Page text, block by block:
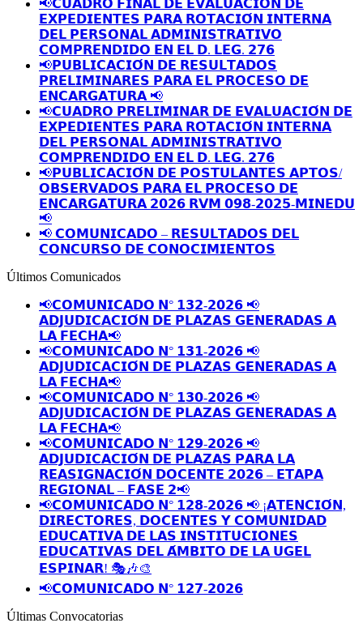
📢𝗖𝗨𝗔𝗗𝗥𝗢 𝗙𝗜𝗡𝗔𝗟 𝗗𝗘 𝗘𝗩𝗔𝗟𝗨𝗔𝗖𝗜𝗢́𝗡 𝗗𝗘
𝗘𝗫𝗣𝗘𝗗𝗜𝗘𝗡𝗧𝗘𝗦 𝗣𝗔𝗥𝗔 𝗥𝗢𝗧𝗔𝗖𝗜𝗢́𝗡 𝗜𝗡𝗧𝗘𝗥𝗡𝗔
𝗗𝗘𝗟 𝗣𝗘𝗥𝗦𝗢𝗡𝗔𝗟 𝗔𝗗𝗠𝗜𝗡𝗜𝗦𝗧𝗥𝗔𝗧𝗜𝗩𝗢
𝗖𝗢𝗠𝗣𝗥𝗘𝗡𝗗𝗜𝗗𝗢 𝗘𝗡 𝗘𝗟 𝗗. 𝗟𝗘𝗚. 𝟮𝟳𝟲
📢𝗣𝗨𝗕𝗟𝗜𝗖𝗔𝗖𝗜𝗢́𝗡 𝗗𝗘 𝗥𝗘𝗦𝗨𝗟𝗧𝗔𝗗𝗢𝗦
𝗣𝗥𝗘𝗟𝗜𝗠𝗜𝗡𝗔𝗥𝗘𝗦 𝗣𝗔𝗥𝗔 𝗘𝗟 𝗣𝗥𝗢𝗖𝗘𝗦𝗢 𝗗𝗘
𝗘𝗡𝗖𝗔𝗥𝗚𝗔𝗧𝗨𝗥𝗔 📢
📢𝗖𝗨𝗔𝗗𝗥𝗢 𝗣𝗥𝗘𝗟𝗜𝗠𝗜𝗡𝗔𝗥 𝗗𝗘 𝗘𝗩𝗔𝗟𝗨𝗔𝗖𝗜𝗢́𝗡 𝗗𝗘
𝗘𝗫𝗣𝗘𝗗𝗜𝗘𝗡𝗧𝗘𝗦 𝗣𝗔𝗥𝗔 𝗥𝗢𝗧𝗔𝗖𝗜𝗢́𝗡 𝗜𝗡𝗧𝗘𝗥𝗡𝗔
𝗗𝗘𝗟 𝗣𝗘𝗥𝗦𝗢𝗡𝗔𝗟 𝗔𝗗𝗠𝗜𝗡𝗜𝗦𝗧𝗥𝗔𝗧𝗜𝗩𝗢
𝗖𝗢𝗠𝗣𝗥𝗘𝗡𝗗𝗜𝗗𝗢 𝗘𝗡 𝗘𝗟 𝗗. 𝗟𝗘𝗚. 𝟮𝟳𝟲
📢𝗣𝗨𝗕𝗟𝗜𝗖𝗔𝗖𝗜𝗢́𝗡 𝗗𝗘 𝗣𝗢𝗦𝗧𝗨𝗟𝗔𝗡𝗧𝗘𝗦 𝗔𝗣𝗧𝗢𝗦/
𝗢𝗕𝗦𝗘𝗥𝗩𝗔𝗗𝗢𝗦 𝗣𝗔𝗥𝗔 𝗘𝗟 𝗣𝗥𝗢𝗖𝗘𝗦𝗢 𝗗𝗘
𝗘𝗡𝗖𝗔𝗥𝗚𝗔𝗧𝗨𝗥𝗔 𝟮𝟬𝟮𝟲 𝗥𝗩𝗠 𝟬𝟵𝟴-𝟮𝟬𝟮𝟱-𝗠𝗜𝗡𝗘𝗗𝗨
📢
📢 𝗖𝗢𝗠𝗨𝗡𝗜𝗖𝗔𝗗𝗢 – 𝗥𝗘𝗦𝗨𝗟𝗧𝗔𝗗𝗢𝗦 𝗗𝗘𝗟
𝗖𝗢𝗡𝗖𝗨𝗥𝗦𝗢 𝗗𝗘 𝗖𝗢𝗡𝗢𝗖𝗜𝗠𝗜𝗘𝗡𝗧𝗢𝗦
Últimos Comunicados
📢𝗖𝗢𝗠𝗨𝗡𝗜𝗖𝗔𝗗𝗢 𝗡° 𝟭𝟯𝟮-𝟮𝟬𝟮𝟲 📢
𝗔𝗗𝗝𝗨𝗗𝗜𝗖𝗔𝗖𝗜𝗢́𝗡 𝗗𝗘 𝗣𝗟𝗔𝗭𝗔𝗦 𝗚𝗘𝗡𝗘𝗥𝗔𝗗𝗔𝗦 𝗔
𝗟𝗔 𝗙𝗘𝗖𝗛𝗔📢
📢𝗖𝗢𝗠𝗨𝗡𝗜𝗖𝗔𝗗𝗢 𝗡° 𝟭𝟯𝟭-𝟮𝟬𝟮𝟲 📢
𝗔𝗗𝗝𝗨𝗗𝗜𝗖𝗔𝗖𝗜𝗢́𝗡 𝗗𝗘 𝗣𝗟𝗔𝗭𝗔𝗦 𝗚𝗘𝗡𝗘𝗥𝗔𝗗𝗔𝗦 𝗔
𝗟𝗔 𝗙𝗘𝗖𝗛𝗔📢
📢𝗖𝗢𝗠𝗨𝗡𝗜𝗖𝗔𝗗𝗢 𝗡° 𝟭𝟯𝟬-𝟮𝟬𝟮𝟲 📢
𝗔𝗗𝗝𝗨𝗗𝗜𝗖𝗔𝗖𝗜𝗢́𝗡 𝗗𝗘 𝗣𝗟𝗔𝗭𝗔𝗦 𝗚𝗘𝗡𝗘𝗥𝗔𝗗𝗔𝗦 𝗔
𝗟𝗔 𝗙𝗘𝗖𝗛𝗔📢
📢𝗖𝗢𝗠𝗨𝗡𝗜𝗖𝗔𝗗𝗢 𝗡° 𝟭𝟮𝟵-𝟮𝟬𝟮𝟲 📢
𝗔𝗗𝗝𝗨𝗗𝗜𝗖𝗔𝗖𝗜𝗢́𝗡 𝗗𝗘 𝗣𝗟𝗔𝗭𝗔𝗦 𝗣𝗔𝗥𝗔 𝗟𝗔
𝗥𝗘𝗔𝗦𝗜𝗚𝗡𝗔𝗖𝗜𝗢́𝗡 𝗗𝗢𝗖𝗘𝗡𝗧𝗘 𝟮𝟬𝟮𝟲 – 𝗘𝗧𝗔𝗣𝗔
𝗥𝗘𝗚𝗜𝗢𝗡𝗔𝗟 – 𝗙𝗔𝗦𝗘 𝟮📢
📢𝗖𝗢𝗠𝗨𝗡𝗜𝗖𝗔𝗗𝗢 𝗡° 𝟭𝟮𝟴-𝟮𝟬𝟮𝟲 📢 ¡𝗔𝗧𝗘𝗡𝗖𝗜𝗢́𝗡,
𝗗𝗜𝗥𝗘𝗖𝗧𝗢𝗥𝗘𝗦, 𝗗𝗢𝗖𝗘𝗡𝗧𝗘𝗦 𝗬 𝗖𝗢𝗠𝗨𝗡𝗜𝗗𝗔𝗗
𝗘𝗗𝗨𝗖𝗔𝗧𝗜𝗩𝗔 𝗗𝗘 𝗟𝗔𝗦 𝗜𝗡𝗦𝗧𝗜𝗧𝗨𝗖𝗜𝗢𝗡𝗘𝗦
𝗘𝗗𝗨𝗖𝗔𝗧𝗜𝗩𝗔𝗦 𝗗𝗘𝗟 𝗔́𝗠𝗕𝗜𝗧𝗢 𝗗𝗘 𝗟𝗔 𝗨𝗚𝗘𝗟
𝗘𝗦𝗣𝗜𝗡𝗔𝗥! 🎭🎶🎨
📢𝗖𝗢𝗠𝗨𝗡𝗜𝗖𝗔𝗗𝗢 𝗡° 𝟭𝟮𝟳-𝟮𝟬𝟮𝟲
Últimas Convocatorias